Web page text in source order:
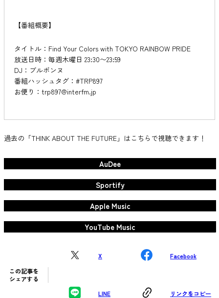
【番組概要】
タイトル：Find Your Colors with TOKYO RAINBOW PRIDE
放送日時：毎週木曜日 23:30〜23:59
DJ：ブルボンヌ
番組ハッシュタグ：#TRP897
お便り：trp897@interfm.jp
過去の「THINK ABOUT THE FUTURE」はこちらで視聴できます！
AuDee
Sportify
Apple Music
YouTube Music
この記事を
シェアする
X Facebook
LINE リンクをコピー